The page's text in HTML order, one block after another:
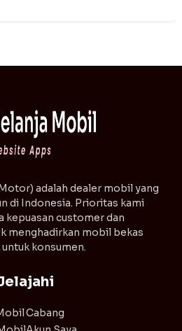
adalah dealer mobil yang
di Indonesia. Prioritas kami
kepuasan customer dan
menghadirkan mobil bekas
konsumen.
Cabang